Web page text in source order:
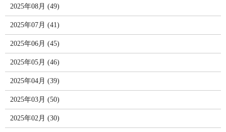
2025年08月 (49)
2025年07月 (41)
2025年06月 (45)
2025年05月 (46)
2025年04月 (39)
2025年03月 (50)
2025年02月 (30)